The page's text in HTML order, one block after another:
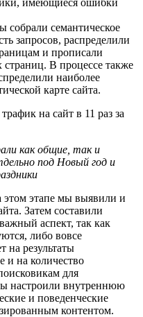
собрали семантическое
запросов, распределили
и прописали
В процессе также
наиболее
карте сайта.
как общие, так и
под Новый год и
этом этапе мы выявили и
Затем составили
аспект, так как
либо вовсе
на результаты
и на количество
для
настроили внутреннюю
и поведенческие
контентом.